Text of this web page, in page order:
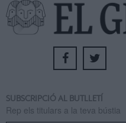
SUBSCRIPCIÓ AL BUTLLETÍ
Rep els titulars a la teva bústia